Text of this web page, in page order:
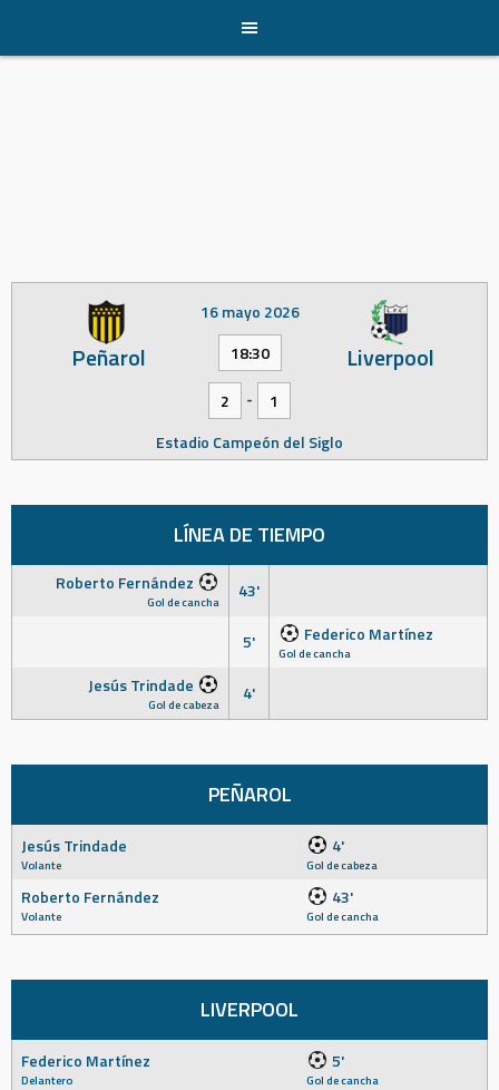
content
Peñarol Liverpool
16 mayo 2026
18:30
2 -
1
Estadio Campeón del Siglo
LÍNEA DE TIEMPO
Roberto Fernández
Gol de cancha 43'
5' Federico Martínez
Gol de cancha
Jesús Trindade
Gol de cabeza 4'
PEÑAROL
Jesús Trindade
Volante
4'
Gol de cabeza
Roberto Fernández
Volante
43'
Gol de cancha
LIVERPOOL
Federico Martínez
Delantero
5'
Gol de cancha